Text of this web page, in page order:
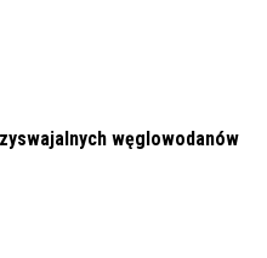
węglowodanów